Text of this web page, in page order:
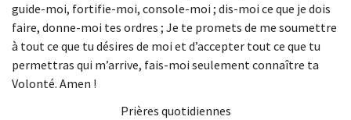
guide-moi, fortifie-moi, console-moi ; dis-moi ce que je dois
faire, donne-moi tes ordres ; Je te promets de me soumettre
à tout ce que tu désires de moi et d’accepter tout ce que tu
permettras qui m’arrive, fais-moi seulement connaître ta
Volonté. Amen !
Prières quotidiennes